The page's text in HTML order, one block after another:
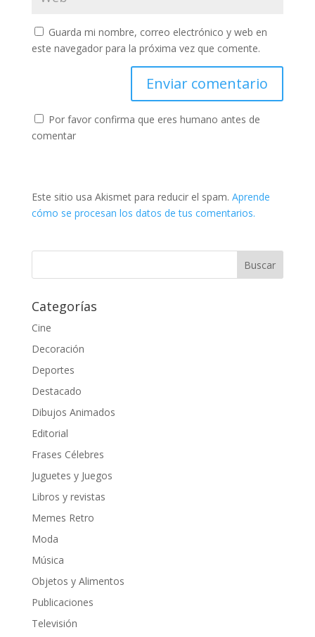
Guarda mi nombre, correo electrónico y web en
este navegador para la próxima vez que comente.
Por favor confirma que eres humano antes de
comentar
Este sitio usa Akismet para reducir el spam. Aprende
cómo se procesan los datos de tus comentarios.
Categorías
Cine
Decoración
Deportes
Destacado
Dibujos Animados
Editorial
Frases Célebres
Juguetes y Juegos
Libros y revistas
Memes Retro
Moda
Música
Objetos y Alimentos
Publicaciones
Televisión